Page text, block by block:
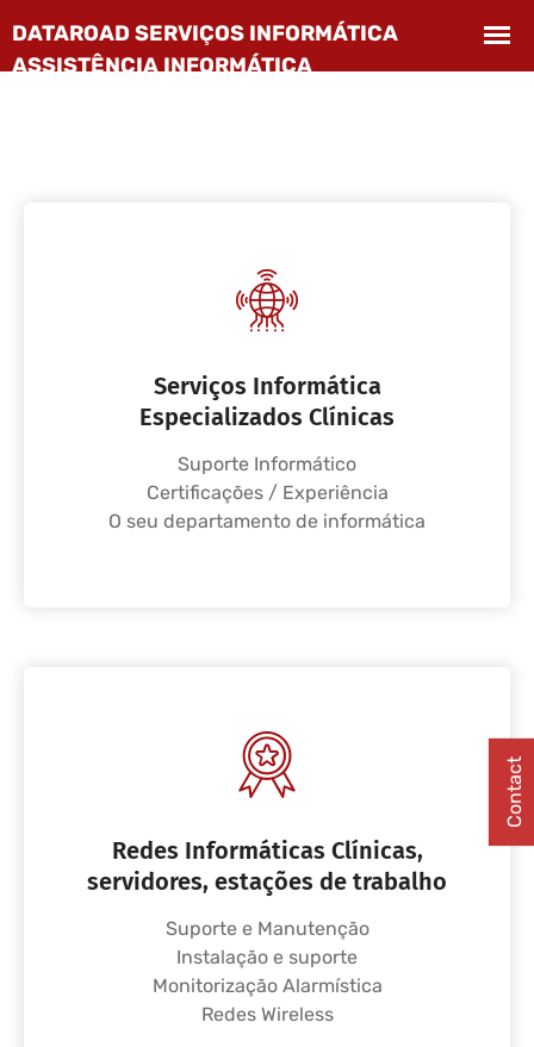
Serviços Informática
Especializados Clínicas
Suporte Informático
Certificações / Experiência
O seu departamento de informática
Redes Informáticas Clínicas,
servidores, estações de trabalho
Suporte e Manutenção
Instalação e suporte
Monitorização Alarmística
Redes Wireless
Contact